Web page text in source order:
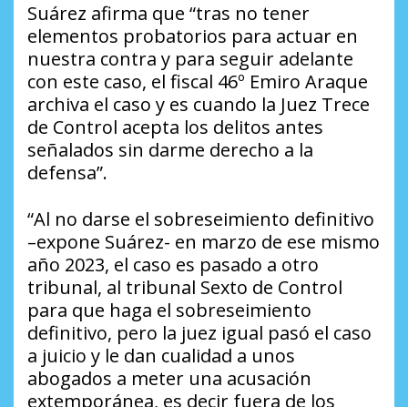
Suárez afirma que “tras no tener
elementos probatorios para actuar en
nuestra contra y para seguir adelante
con este caso, el fiscal 46º Emiro Araque
archiva el caso y es cuando la Juez Trece
de Control acepta los delitos antes
señalados sin darme derecho a la
defensa”.
“Al no darse el sobreseimiento definitivo
–expone Suárez- en marzo de ese mismo
año 2023, el caso es pasado a otro
tribunal, al tribunal Sexto de Control
para que haga el sobreseimiento
definitivo, pero la juez igual pasó el caso
a juicio y le dan cualidad a unos
abogados a meter una acusación
extemporánea, es decir fuera de los